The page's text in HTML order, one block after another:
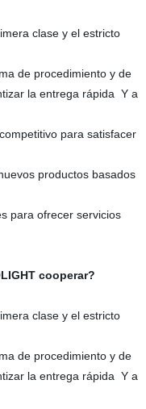
clase y el estricto
de procedimiento y de
la entrega rápida Y a
para satisfacer
productos basados
para ofrecer servicios
cooperar?
clase y el estricto
de procedimiento y de
la entrega rápida Y a